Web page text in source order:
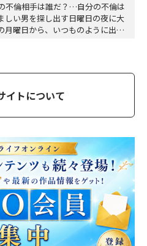
不倫相手は誰だ？…自分の不倫は
しい男を探し出す日曜日の夜に大
月曜日から、いつものように出勤
郎は、智子が運ばれる…
イトについて